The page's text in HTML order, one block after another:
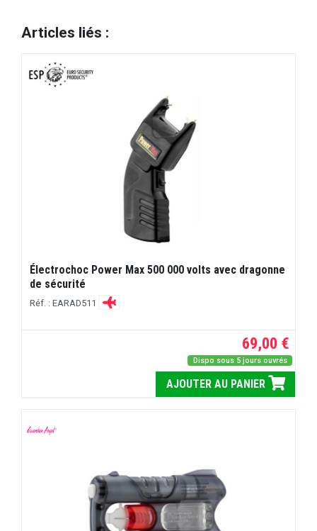
Articles liés :
Électrochoc Power Max 500 000 volts avec dragonne
de sécurité
Réf. : EARAD511
69,00 €
Dispo sous 5 jours ouvrés
AJOUTER AU PANIER